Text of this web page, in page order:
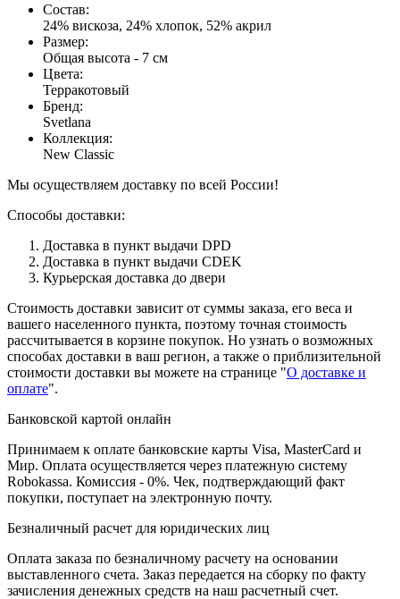
Состав:
24% вискоза, 24% хлопок, 52% акрил
Размер:
Общая высота - 7 см
Цвета:
Терракотовый
Бренд:
Svetlana
Коллекция:
New Classic
Мы осуществляем доставку по всей России!
Способы доставки:
Доставка в пункт выдачи DPD
Доставка в пункт выдачи CDEK
Курьерская доставка до двери
Стоимость доставки зависит от суммы заказа, его веса и
вашего населенного пункта, поэтому точная стоимость
рассчитывается в корзине покупок. Но узнать о возможных
способах доставки в ваш регион, а также о приблизительной
стоимости доставки вы можете на странице "О доставке и
оплате".
Банковской картой онлайн
Принимаем к оплате банковские карты Visa, MasterCard и
Мир. Оплата осуществляется через платежную систему
Robokassa. Комиссия - 0%. Чек, подтверждающий факт
покупки, поступает на электронную почту.
Безналичный расчет для юридических лиц
Оплата заказа по безналичному расчету на основании
выставленного счета. Заказ передается на сборку по факту
зачисления денежных средств на наш расчетный счет.